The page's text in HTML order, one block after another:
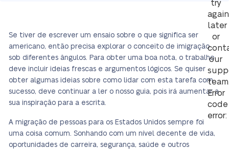
try
again
later
or
our
Error
code
error:
Se tiver de escrever um ensaio sobre o que significa ser
americano, então precisa explorar o conceito de imigração
sob diferentes ângulos. Para obter uma boa nota, o trabalho
deve incluir ideias frescas e argumentos lógicos. Se quiser
obter algumas ideias sobre como lidar com esta tarefa com
sucesso, deve continuar a ler o nosso guia, pois irá aumentar a
sua inspiração para a escrita.
A migração de pessoas para os Estados Unidos sempre foi
uma coisa comum. Sonhando com um nível decente de vida,
oportunidades de carreira, segurança, saúde e outros